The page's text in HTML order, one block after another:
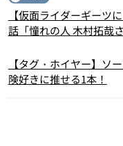
【仮面ライダーギーツ
話「憧れの人 木村拓哉
【タグ・ホイヤー】ソ
険好きに推せる1本！